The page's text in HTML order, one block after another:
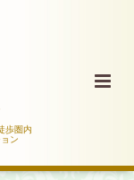
歩圏内
ン